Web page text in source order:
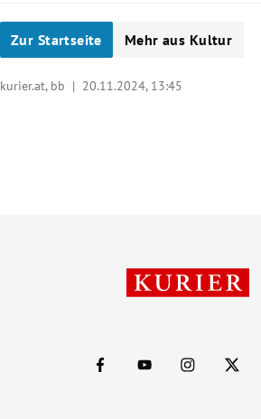
Zur Startseite Mehr aus Kultur
kurier.at, bb | 20.11.2024, 13:45